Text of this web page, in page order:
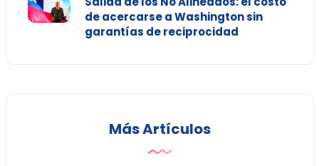
de acercarse a Washington sin
garantías de reciprocidad
Más Artículos